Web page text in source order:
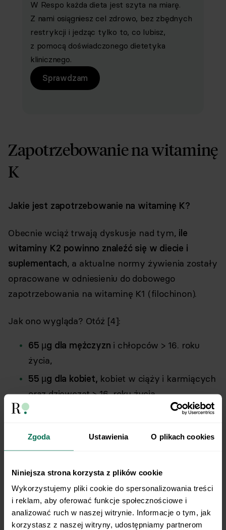
Zgoda Ustawienia O plikach cookies
Niniejsza strona korzysta z plików cookie
Wykorzystujemy pliki cookie do spersonalizowania treści
i reklam, aby oferować funkcje społecznościowe i
analizować ruch w naszej witrynie. Informacje o tym, jak
korzystasz z naszej witryny, udostępniamy partnerom
W Respo każda dieta jest szyta na miarę.
Z nami osiągniesz cel zdrowo, bez zbędnych
restrykcji i jedząc tylko to, co lubisz,
z pomocą doświadczonego dietetyka
klinicznego.
Sprawdzam
Zapotrzebowanie na witaminę
K
Jakie jest zapotrzebowanie na witaminę K?
Obecnie wciąż trwają dyskusje nad tym, ile
witaminy K2 powinno znaleźć się w diecie i
suplementach, a aktualne normy żywienia zostały
opracowane w odniesieniu do dobowego
zapotrzebowania na witaminę K1 (filochinon).
Jak ono wygląda? Otóż [4]:
65 µg dla mężczyzn i chłopców > 16. roku
życia,
55 µg dla kobiet, kobiet w ciąży i karmiących
oraz dziewcząt > 16. roku życia.
Za to zapotrzebowanie na filochinon u dzieci to:
5 µg dla niemowląt w wieku < 6 miesięcy,
15 µg dla dzieci w wieku 1-3 lat,
20 µg dla dzieci w wieku 4-6 lat,
25 µg dla dzieci w wieku 7-9 lat,